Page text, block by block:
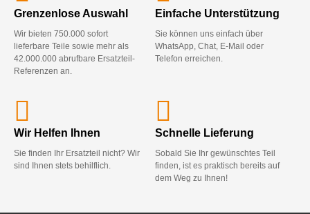
Grenzenlose Auswahl
Wir bieten 750.000 sofort
lieferbare Teile sowie mehr als
42.000.000 abrufbare Ersatzteil-
Referenzen an.
Einfache Unterstützung
Sie können uns einfach über
WhatsApp, Chat, E-Mail oder
Telefon erreichen.
Wir Helfen Ihnen
Sie finden Ihr Ersatzteil nicht? Wir
sind Ihnen stets behilflich.
Schnelle Lieferung
Sobald Sie Ihr gewünschtes Teil
finden, ist es praktisch bereits auf
dem Weg zu Ihnen!